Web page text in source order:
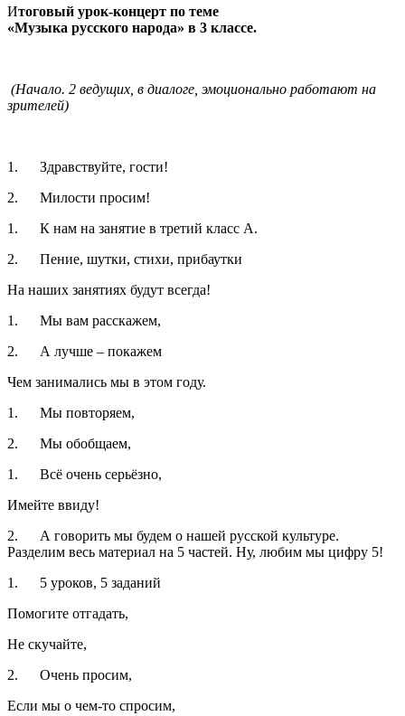
Итоговый урок-концерт по теме
«Музыка русского народа» в 3 классе.
(Начало. 2 ведущих, в диалоге, эмоционально работают на
зрителей)
1. Здравствуйте, гости!
2. Милости просим!
1. К нам на занятие в третий класс А.
2. Пение, шутки, стихи, прибаутки
На наших занятиях будут всегда!
1. Мы вам расскажем,
2. А лучше – покажем
Чем занимались мы в этом году.
1. Мы повторяем,
2. Мы обобщаем,
1. Всё очень серьёзно,
Имейте ввиду!
2. А говорить мы будем о нашей русской культуре.
Разделим весь материал на 5 частей. Ну, любим мы цифру 5!
1. 5 уроков, 5 заданий
Помогите отгадать,
Не скучайте,
2. Очень просим,
Если мы о чем-то спросим,